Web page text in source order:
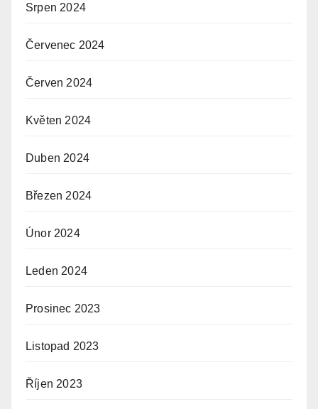
Srpen 2024
Červenec 2024
Červen 2024
Květen 2024
Duben 2024
Březen 2024
Únor 2024
Leden 2024
Prosinec 2023
Listopad 2023
Říjen 2023